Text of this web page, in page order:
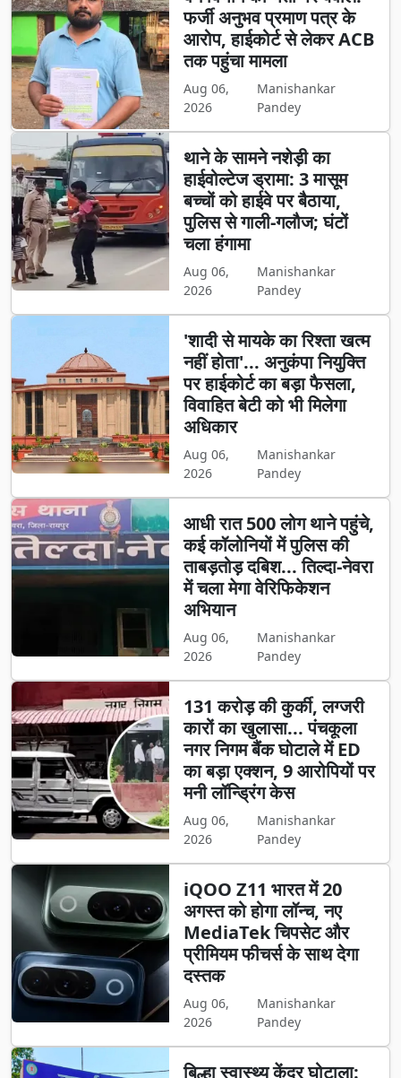
फर्जी अनुभव प्रमाण पत्र के
आरोप, हाईकोर्ट से लेकर ACB
तक पहुंचा मामला
Aug 06,
2026
Manishankar
Pandey
थाने के सामने नशेड़ी का
हाईवोल्टेज ड्रामा: 3 मासूम
बच्चों को हाईवे पर बैठाया,
पुलिस से गाली-गलौज; घंटों
चला हंगामा
Aug 06,
2026
Manishankar
Pandey
'शादी से मायके का रिश्ता खत्म
नहीं होता'... अनुकंपा नियुक्ति
पर हाईकोर्ट का बड़ा फैसला,
विवाहित बेटी को भी मिलेगा
अधिकार
Aug 06,
2026
Manishankar
Pandey
आधी रात 500 लोग थाने पहुंचे,
कई कॉलोनियों में पुलिस की
ताबड़तोड़ दबिश... तिल्दा-नेवरा
में चला मेगा वेरिफिकेशन
अभियान
Aug 06,
2026
Manishankar
Pandey
131 करोड़ की कुर्की, लग्जरी
कारों का खुलासा... पंचकूला
नगर निगम बैंक घोटाले में ED
का बड़ा एक्शन, 9 आरोपियों पर
मनी लॉन्ड्रिंग केस
Aug 06,
2026
Manishankar
Pandey
iQOO Z11 भारत में 20
अगस्त को होगा लॉन्च, नए
MediaTek चिपसेट और
प्रीमियम फीचर्स के साथ देगा
दस्तक
Aug 06,
2026
Manishankar
Pandey
बिल्हा स्वास्थ्य केंद्र घोटाला: